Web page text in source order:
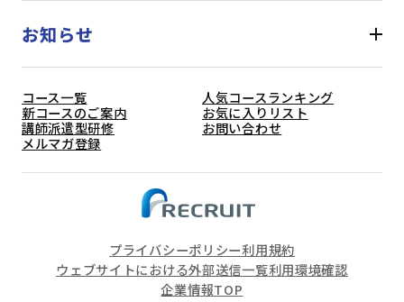
お知らせ
コース一覧
人気コースランキング
新コースのご案内
お気に入りリスト
講師派遣型研修
お問い合わせ
メルマガ登録
プライバシーポリシー利用規約
ウェブサイトにおける外部送信一覧利用環境確認
企業情報TOP